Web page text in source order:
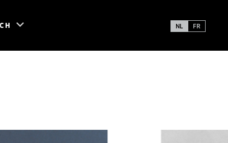
NL FR